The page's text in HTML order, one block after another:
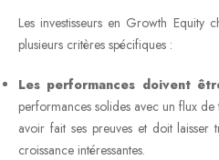
Les investisseurs en Growth Equity
plusieurs critères spécifiques :
Les performances doivent
performances solides avec un flux de
avoir fait ses preuves et doit laisser
croissance intéressantes.